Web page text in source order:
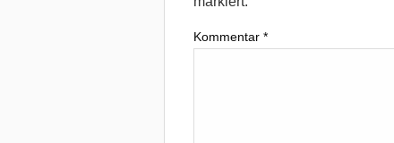
Kommentar *